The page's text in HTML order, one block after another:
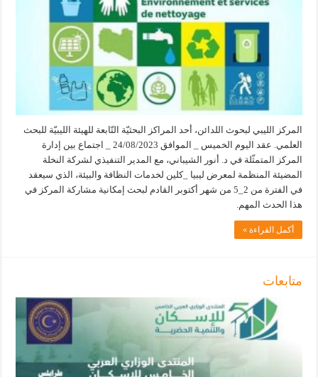
المركز الليبي لبحوث اللدائن، أحد المراكز البحثيّة التّابعة للهيئة الليبيّة للبحث
العلمي. عقد اليوم الخميس _ الموافق 24/08/2023 _ اجتماع بين إدارة
المركز المتمثّلة في د. أنور الشيباني، مع المدير التنفيذي لشركة النخلة
المضيئة المنظمة لمعرض ليبيا _كلين لخدمات النظافة والبيئة، الذي سيعقد
في الفترة من 2_5 من شهر أكتوبر القادم لبحث إمكانية مشاركة المركز في
هذا الحدث المهم.
أكمل القراءة »
متابعات